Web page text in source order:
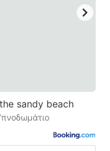
sandy beach